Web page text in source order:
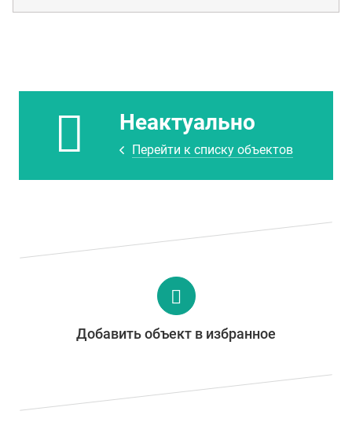
Неактуально
Перейти к списку объектов
Добавить объект в избранное